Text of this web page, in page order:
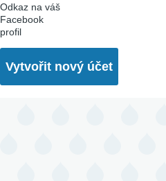
Odkaz na váš
Facebook
profil